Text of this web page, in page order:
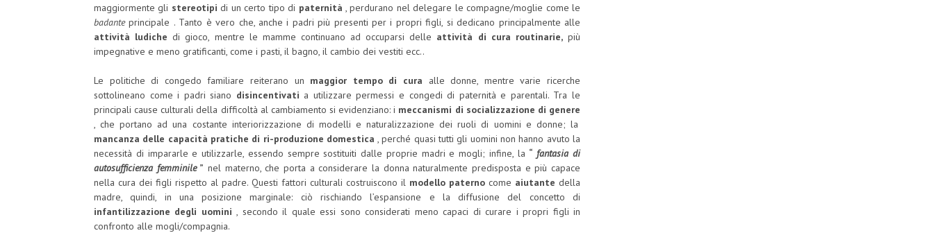
maggiormente gli stereotipi di un certo tipo di paternità , perdurano nel delegare le compagne/moglie come le
badanteprincipale . Tanto è vero che, anche i padri più presenti per i propri figli, si dedicano principalmente alle
attività ludiche di gioco, mentre le mamme continuano ad occuparsi delle attività di cura routinarie,più
impegnative e meno gratificanti, come i pasti, il bagno, il cambio dei vestiti ecc..
Le politiche di congedo familiare reiterano un maggior tempo di cura alle donne, mentre varie ricerche
sottolineano come i padri siano disincentivati ​​a utilizzare permessi e congedi di paternità e parentali. Tra le
principali cause culturali della difficoltà al cambiamento si evidenziano: i meccanismi di socializzazione di genere
, che portano ad una costante interiorizzazione di modelli e naturalizzazione dei ruoli di uomini e donne; la
mancanza delle capacità pratiche di ri-produzione domestica , perché quasi tutti gli uomini non hanno avuto la
necessità di impararle e utilizzarle, essendo sempre sostituiti dalle proprie madri e mogli; infine, la “ fantasia di
autosufficienza femminile” nel materno, che porta a considerare la donna naturalmente predisposta e più capace
nella cura dei figli rispetto al padre. Questi fattori culturali costruiscono il modello paternocome aiutante della
madre, quindi, in una posizione marginale: ciò rischiando l’espansione e la diffusione del concetto di
infantilizzazione degli uomini , secondo il quale essi sono considerati meno capaci di curare i propri figli in
confronto alle mogli/compagnia.